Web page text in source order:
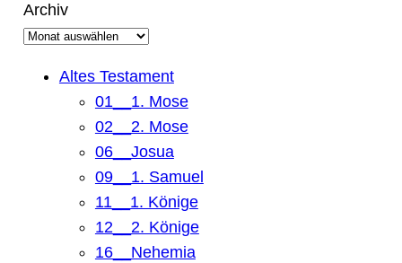
h
e
Archiv
Altes Testament
01__1. Mose
02__2. Mose
06__Josua
09__1. Samuel
11__1. Könige
12__2. Könige
16__Nehemia